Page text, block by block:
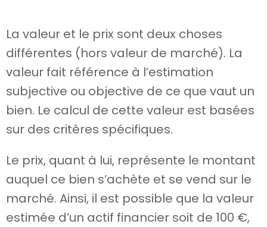
La valeur et le prix sont deux choses
différentes (hors valeur de marché). La
valeur fait référence à l’estimation
subjective ou objective de ce que vaut un
bien. Le calcul de cette valeur est basées
sur des critères spécifiques.
Le prix, quant à lui, représente le montant
auquel ce bien s’achète et se vend sur le
marché. Ainsi, il est possible que la valeur
estimée d’un actif financier soit de 100 €,